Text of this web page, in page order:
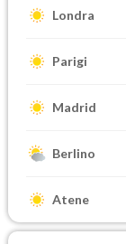
Londra
Parigi
Madrid
Berlino
Atene